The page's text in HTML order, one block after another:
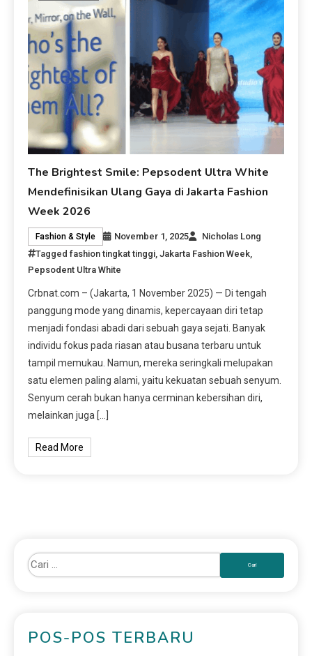
The Brightest Smile: Pepsodent Ultra White
Mendefinisikan Ulang Gaya di Jakarta Fashion
Week 2026
Fashion & Style November 1, 2025
Nicholas Long
Taggedfashion tingkat tinggi ,Jakarta Fashion Week
Pepsodent Ultra White
Crbnat.com – (Jakarta, 1 November 2025) — Di tengah
panggung mode yang dinamis, kepercayaan diri tetap
menjadi fondasi abadi dari sebuah gaya sejati. Banyak
individu fokus pada riasan atau busana terbaru untuk
tampil memukau. Namun, mereka seringkali melupakan
satu elemen paling alami, yaitu kekuatan sebuah senyum.
Senyum cerah bukan hanya cerminan kebersihan diri,
melainkan juga […]
Read More
POS-POS TERBARU